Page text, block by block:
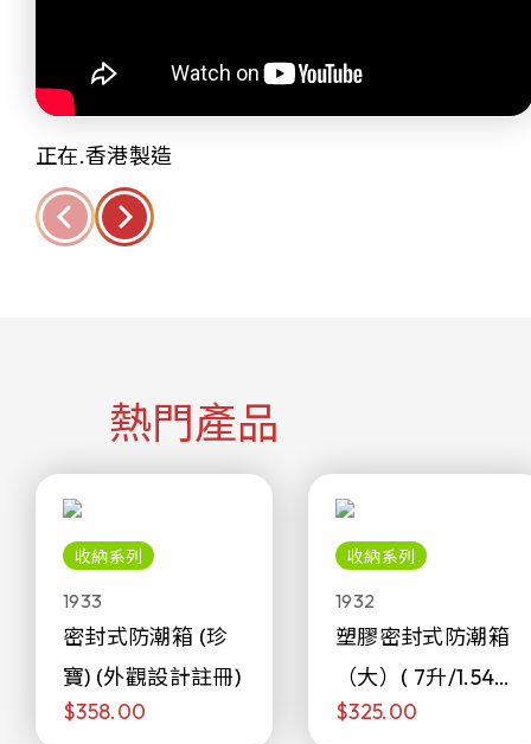
正在.香港製造
熱門產品
收納系列
1933
密封式防潮箱 (珍
寶) (外觀設計註冊)
$358.00
收納系列
1932
塑膠密封式防潮箱
（大）( 7升/1.54加
侖)
$325.00